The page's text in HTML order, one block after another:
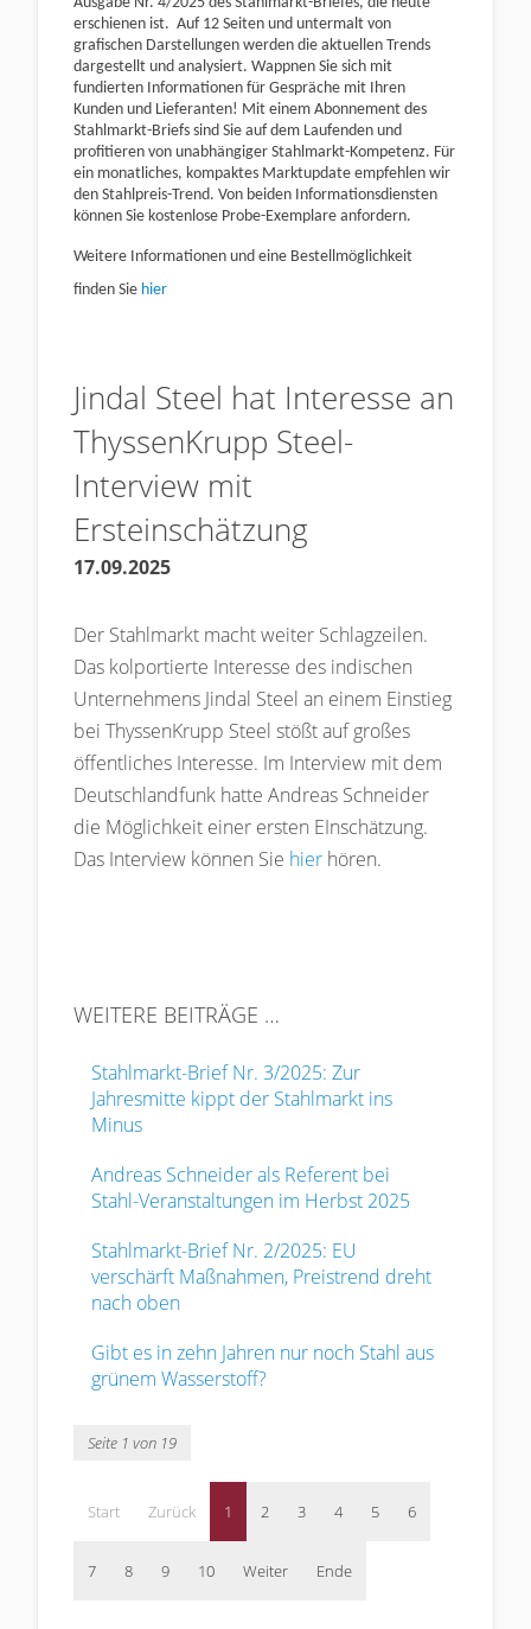
erschienen ist. Auf 12 Seiten und untermalt von
grafischen Darstellungen werden die aktuellen Trends
dargestellt und analysiert. Wappnen Sie sich mit
fundierten Informationen für Gespräche mit Ihren
Kunden und Lieferanten! Mit einem Abonnement des
Stahlmarkt-Briefs sind Sie auf dem Laufenden und
profitieren von unabhängiger Stahlmarkt-Kompetenz. Für
ein monatliches, kompaktes Marktupdate empfehlen wir
den Stahlpreis-Trend. Von beiden Informationsdiensten
können Sie kostenlose Probe-Exemplare anfordern.
Weitere Informationen und eine Bestellmöglichkeit
finden Sie hier
Jindal Steel hat Interesse an
ThyssenKrupp Steel-
Interview mit
Ersteinschätzung
17.09.2025
Der Stahlmarkt macht weiter Schlagzeilen.
Das kolportierte Interesse des indischen
Unternehmens Jindal Steel an einem Einstieg
bei ThyssenKrupp Steel stößt auf großes
öffentliches Interesse. Im Interview mit dem
Deutschlandfunk hatte Andreas Schneider
die Möglichkeit einer ersten EInschätzung.
Das Interview können Sie hier hören.
WEITERE BEITRÄGE …
Stahlmarkt-Brief Nr. 3/2025: Zur
Jahresmitte kippt der Stahlmarkt ins
Minus
Andreas Schneider als Referent bei
Stahl-Veranstaltungen im Herbst 2025
Stahlmarkt-Brief Nr. 2/2025: EU
verschärft Maßnahmen, Preistrend dreht
nach oben
Gibt es in zehn Jahren nur noch Stahl aus
grünem Wasserstoff?
Seite 1 von 19
Start Zurück 1 2 3 4 5 6
7 8 9 10 Weiter Ende